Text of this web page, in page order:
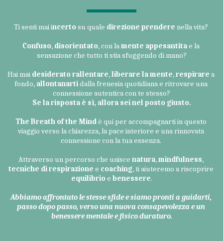
Ti senti mai incerto su quale direzione prendere nella vita?
Confuso, disorientato, con la mente appesantita e la
sensazione che tutto ti stia sfuggendo di mano?
Hai mai desiderato rallentare, liberare la mente, respirare a
fondo, allontanarti dalla frenesia quotidiana e ritrovare una
connessione autentica con te stesso?
Se la risposta è sì, allora sei nel posto giusto.
The Breath of the Mind è qui per accompagnarti in questo
viaggio verso la chiarezza, la pace interiore e una rinnovata
connessione con la tua essenza.
Attraverso un percorso che unisce natura, mindfulness,
tecniche di respirazione e coaching
equilibrio e benessere.
Abbiamo affrontato le stesse sfide e siamo pronti a guidarti,
passo dopo passo, verso una nuova consapevolezza e un
benessere mentale e fisico duraturo.